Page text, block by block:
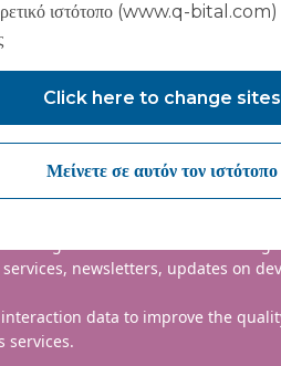
code, e.g. +44
protecting and respecting your
to administer your account and
newsletters, updates on
data to improve the
services.
ιστότοπο (www.q-bital.com)
Click here to change sites
Μείνετε σε αυτόν τον ιστότοπο